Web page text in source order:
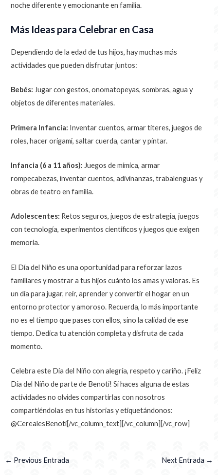
noche diferente y emocionante en familia.
Más Ideas para Celebrar en Casa
Dependiendo de la edad de tus hijos, hay muchas más
actividades que pueden disfrutar juntos:
Bebés: Jugar con gestos, onomatopeyas, sombras, agua y
objetos de diferentes materiales.
Primera Infancia: Inventar cuentos, armar títeres, juegos de
roles, hacer origami, saltar cuerda, cantar y pintar.
Infancia (6 a 11 años): Juegos de mímica, armar
rompecabezas, inventar cuentos, adivinanzas, trabalenguas y
obras de teatro en familia.
Adolescentes: Retos seguros, juegos de estrategia, juegos
con tecnología, experimentos científicos y juegos que exigen
memoria.
El Día del Niño es una oportunidad para reforzar lazos
familiares y mostrar a tus hijos cuánto los amas y valoras. Es
un día para jugar, reír, aprender y convertir el hogar en un
entorno protector y amoroso. Recuerda, lo más importante
no es el tiempo que pases con ellos, sino la calidad de ese
tiempo. Dedica tu atención completa y disfruta de cada
momento.
Celebra este Día del Niño con alegría, respeto y cariño. ¡Feliz
Día del Niño de parte de Benoti! Si haces alguna de estas
actividades no olvides compartirlas con nosotros
compartiéndolas en tus historias y etiquetándonos:
@CerealesBenoti[/vc_column_text][/vc_column][/vc_row]
← Previous Entrada Next Entrada →